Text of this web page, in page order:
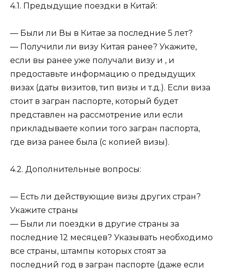
4.1. Предыдущие поездки в Китай:
— Были ли Вы в Китае за последние 5 лет?
— Получили ли визу Китая ранее? Укажите,
если вы ранее уже получали визу и , и
предоставьте информацию о предыдущих
визах (даты визитов, тип визы и т.д.). Если виза
стоит в загран паспорте, который будет
представлен на рассмотрение или если
прикладываете копии того загран паспорта,
где виза ранее была (с копией визы).
4.2. Дополнительные вопросы:
— Есть ли действующие визы других стран?
Укажите страны
— Были ли поездки в другие страны за
последние 12 месяцев? Указывать необходимо
все страны, штампы которых стоят за
последний год в загран паспорте (даже если